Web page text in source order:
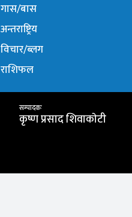
गास/बास
अन्तराष्ट्रिय
विचार/ब्लग
राशिफल
सम्पादकः
कृष्ण प्रसाद शिवाकाेटी